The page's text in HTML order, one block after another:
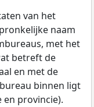
van het
naam
met het
betreft de
en met de
binnen ligt
provincie).